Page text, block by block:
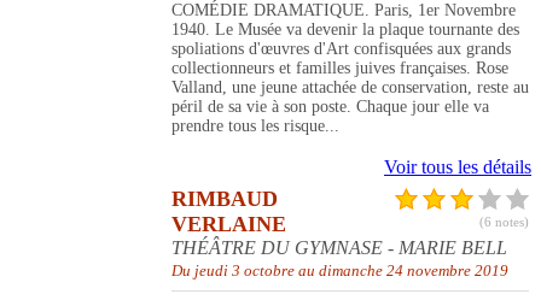
COMÉDIE DRAMATIQUE. Paris, 1er Novembre
1940. Le Musée va devenir la plaque tournante des
spoliations d'œuvres d'Art confisquées aux grands
collectionneurs et familles juives françaises. Rose
Valland, une jeune attachée de conservation, reste au
péril de sa vie à son poste. Chaque jour elle va
prendre tous les risque...
Voir tous les détails
(6 notes)
RIMBAUD
VERLAINE
THÉÂTRE DU GYMNASE - MARIE BELL
Du jeudi 3 octobre au dimanche 24 novembre 2019